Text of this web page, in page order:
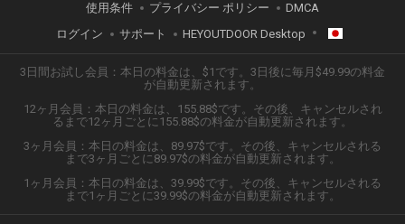
使用条件 プライバシー ポリシー
DMCA
ログイン
サポート HEYOUTDOOR Desktop
日本語
ENGLISH
ESPAÑOL
TIẾNG VIỆT
3日間お試し会員：本日の料金は、$1です。3日後に毎月$49.99の料金
が自動更新されます。
12ヶ月会員：本日の料金は、155.88$です。その後、キャンセルされ
るまで12ヶ月ごとに155.88$の料金が自動更新されます。
3ヶ月会員：本日の料金は、89.97$です。その後、キャンセルされる
まで3ヶ月ごとに89.97$の料金が自動更新されます。
1ヶ月会員：本日の料金は、39.99$です。その後、キャンセルされる
まで1ヶ月ごとに39.99$の料金が自動更新されます。